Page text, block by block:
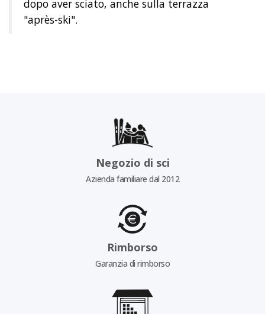
dopo aver sciato, anche sulla terrazza
"après-ski".
Negozio di sci
Azienda familiare dal 2012
Rimborso
Garanzia di rimborso